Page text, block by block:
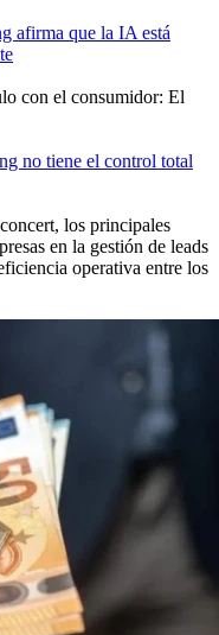
afirma que la IA está
con el consumidor: El
no tiene el control total
los principales
en la gestión de leads
operativa entre los